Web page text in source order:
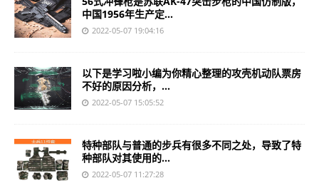
中国1956年生产定...
2022-05-07 19:04:16
以下是学习啦小编为你精心整理的攻壳机动队票房
不好的原因分析，...
2022-05-07 15:05:52
特种部队与普通的步兵有很多不同之处，导致了特
种部队对其使用的...
2022-05-07 11:27:28